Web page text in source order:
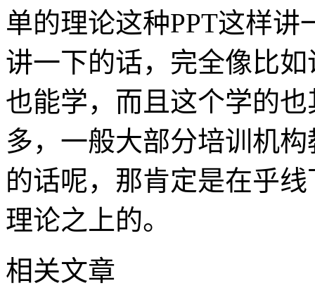
单的理论这种PPT这样
讲一下的话，完全像比
也能学，而且这个学的
多，一般大部分培训机
的话呢，那肯定是在乎
理论之上的。
相关文章